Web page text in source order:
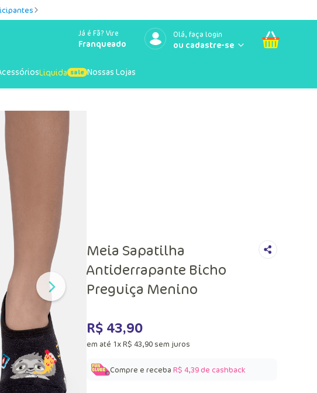
Já é Fã? Vire
Franqueado
Olá, faça login
Liquida Nossas Lojas
Meia Sapatilha
Antiderrapante Bicho
Preguiça Menino
R$ 43,90
em até 1xR$ 43,90 sem juros
Compre e receba R$ 4,39de cashback